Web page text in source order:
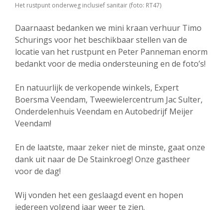
Het rustpunt onderweg inclusief sanitair (foto: RT47)
Daarnaast bedanken we mini kraan verhuur Timo
Schurings voor het beschikbaar stellen van de
locatie van het rustpunt en Peter Panneman enorm
bedankt voor de media ondersteuning en de foto’s!
En natuurlijk de verkopende winkels, Expert
Boersma Veendam, Tweewielercentrum Jac Sulter,
Onderdelenhuis Veendam en Autobedrijf Meijer
Veendam!
En de laatste, maar zeker niet de minste, gaat onze
dank uit naar de De Stainkroeg! Onze gastheer
voor de dag!
Wij vonden het een geslaagd event en hopen
iedereen volgend jaar weer te zien.